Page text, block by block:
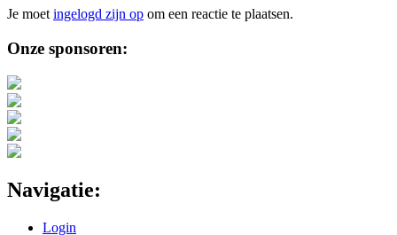
Je moet ingelogd zijn op om een reactie te plaatsen.
Sidebar
Onze sponsoren:
Navigatie:
Login